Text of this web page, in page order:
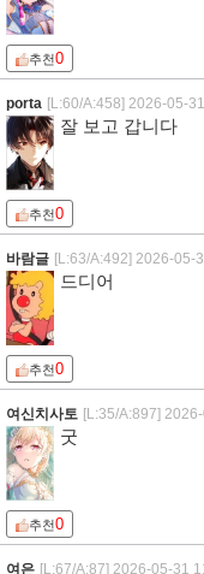
추천0
porta [L:60/A:458] 2026-05-
잘 보고 갑니다
추천0
바람글 [L:63/A:492] 2026-05-
드디어
추천0
여신치사토 [L:35/A:897]
굿
추천0
여은 [L:67/A:87] 2026-05-31